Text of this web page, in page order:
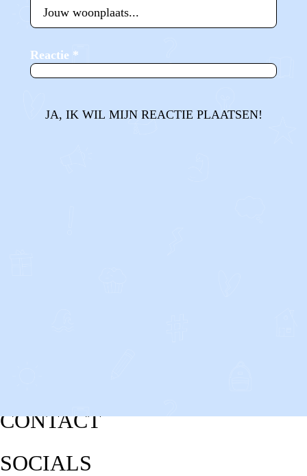
Reactie *
JA, IK WIL MIJN REACTIE PLAATSEN!
CONTACT
SOCIALS